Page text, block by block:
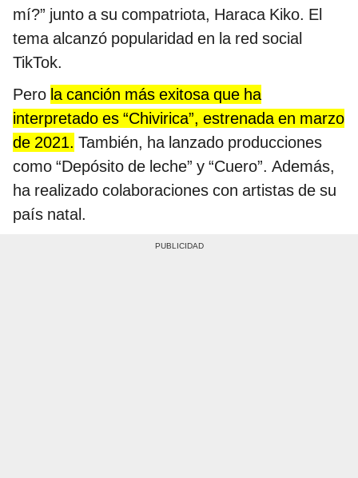
mí?” junto a su compatriota, Haraca Kiko. El
tema alcanzó popularidad en la red social
TikTok.
Pero la canción más exitosa que ha
interpretado es “Chivirica”, estrenada en marzo
de 2021. También, ha lanzado producciones
como “Depósito de leche” y “Cuero”. Además,
ha realizado colaboraciones con artistas de su
país natal.